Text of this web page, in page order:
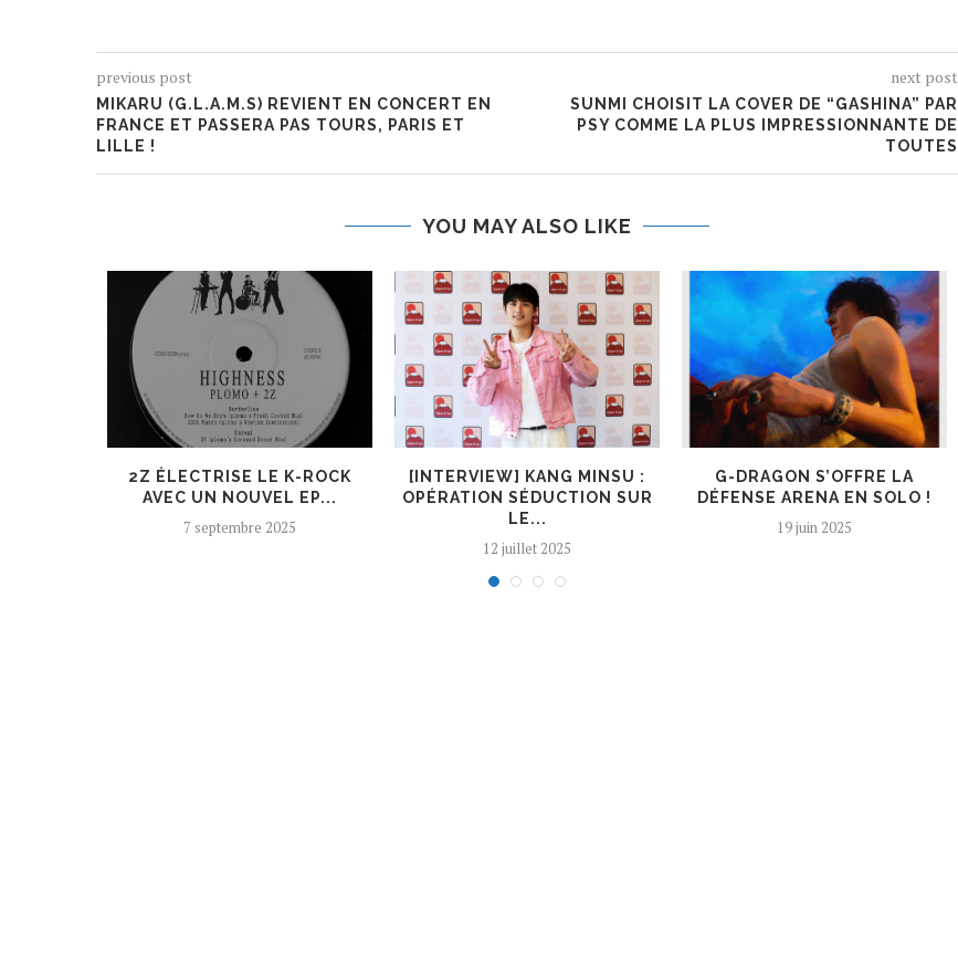
previous post
MIKARU (G.L.A.M.S) REVIENT EN CONCERT EN
FRANCE ET PASSERA PAS TOURS, PARIS ET
LILLE !
next post
SUNMI CHOISIT LA COVER DE “GASHINA” PAR
PSY COMME LA PLUS IMPRESSIONNANTE DE
TOUTES
YOU MAY ALSO LIKE
2Z ÉLECTRISE LE K-ROCK
AVEC UN NOUVEL EP...
7 septembre 2025
[INTERVIEW] KANG MINSU :
OPÉRATION SÉDUCTION SUR
LE...
12 juillet 2025
G-DRAGON S’OFFRE LA
DÉFENSE ARENA EN SOLO !
19 juin 2025